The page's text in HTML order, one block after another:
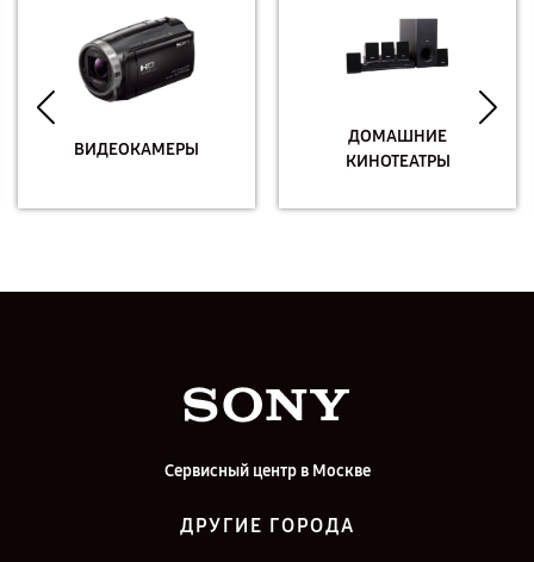
ВИДЕОКАМЕРЫ
ДОМАШНИЕ
КИНОТЕАТРЫ
Сервисный центр в Москве
ДРУГИЕ ГОРОДА